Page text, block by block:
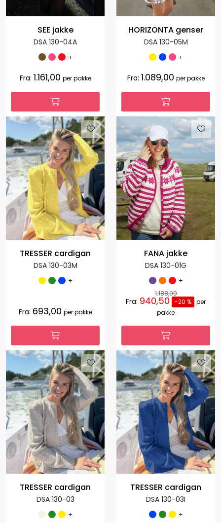
SEE jakke
DSA 130-04A
+
Fra: 1.161,00 per pakke
HORIZONTA genser
DSA 130-05M
+
Fra: 1.089,00 per pakke
TRESSER cardigan
DSA 130-03M
+
Fra: 693,00 per pakke
FANA jakke
DSA 130-01G
+
1.188,00
Fra: 940,50 -20 % per
pakke
TRESSER cardigan
DSA 130-03
+
TRESSER cardigan
DSA 130-03I
+